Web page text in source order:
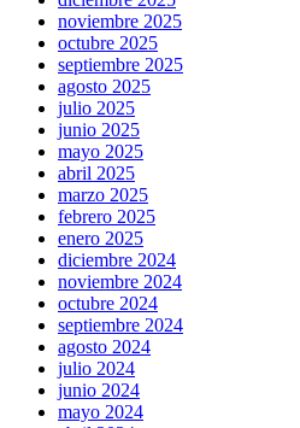
noviembre 2025
octubre 2025
septiembre 2025
agosto 2025
julio 2025
junio 2025
mayo 2025
abril 2025
marzo 2025
febrero 2025
enero 2025
diciembre 2024
noviembre 2024
octubre 2024
septiembre 2024
agosto 2024
julio 2024
junio 2024
mayo 2024